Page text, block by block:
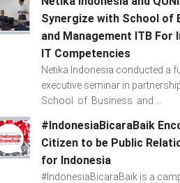
Synergize with School of
and Management ITB For
IT Competencies
Netika Indonesia conducted a
executive seminar in
School of Business and ...
#IndonesiaBicaraBaik
Citizen to be Public
for Indonesia
#IndonesiaBicaraBaik is a